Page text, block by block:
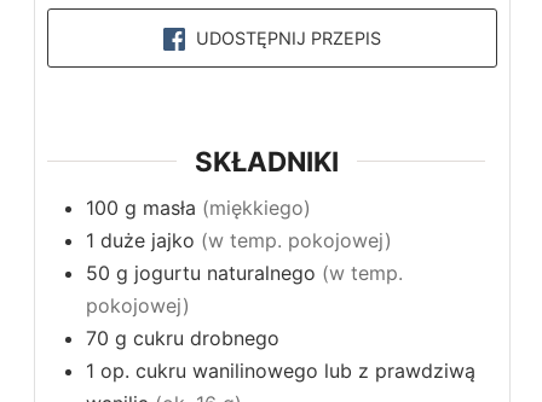
UDOSTĘPNIJ PRZEPIS
SKŁADNIKI
100 g masła (miękkiego)
1 duże jajko (w temp. pokojowej)
50 g jogurtu naturalnego (w temp.
pokojowej)
70 g cukru drobnego
1 op. cukru wanilinowego lub z prawdziwą